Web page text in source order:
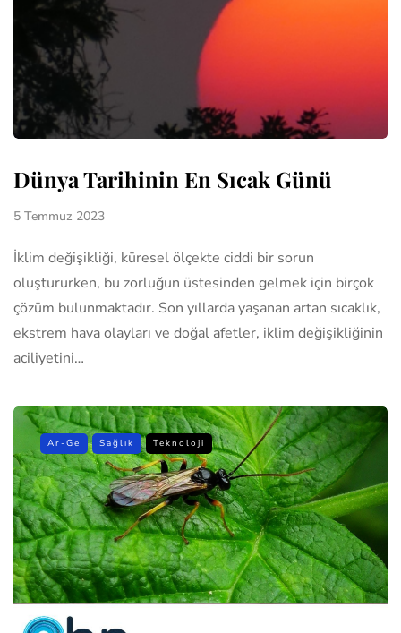
Dünya Tarihinin En Sıcak Günü
5 Temmuz 2023
İklim değişikliği, küresel ölçekte ciddi bir sorun
oluştururken, bu zorluğun üstesinden gelmek için birçok
çözüm bulunmaktadır. Son yıllarda yaşanan artan sıcaklık,
ekstrem hava olayları ve doğal afetler, iklim değişikliğinin
aciliyetini…
Ar-Ge Sağlık Teknoloji